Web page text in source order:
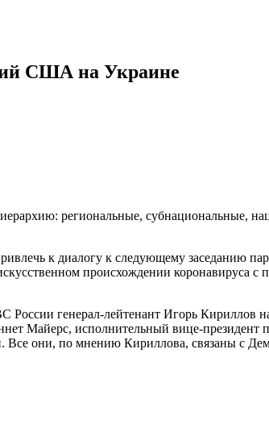
США на Украине
региональные, субнациональные,
к диалогу к следующему заседанию
происхождении коронавируса
генерал-лейтенант Игорь Кириллов
Майерс, исполнительный вице-президент
они, по мнению Кириллова, связаны с